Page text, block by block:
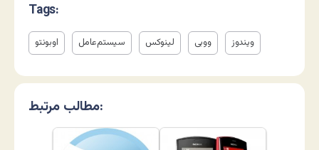
Tags:
اوبونتو سیستم‌عامل لینوکس ووبی ویندوز
مطالب مرتبط: